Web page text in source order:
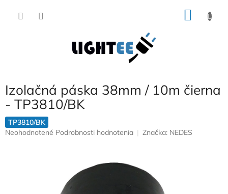
Izolačná páska 38mm / 10m čierna
- TP3810/BK
TP3810/BK
Priemerné
Neohodnotené Podrobnosti hodnotenia Značka: NEDES